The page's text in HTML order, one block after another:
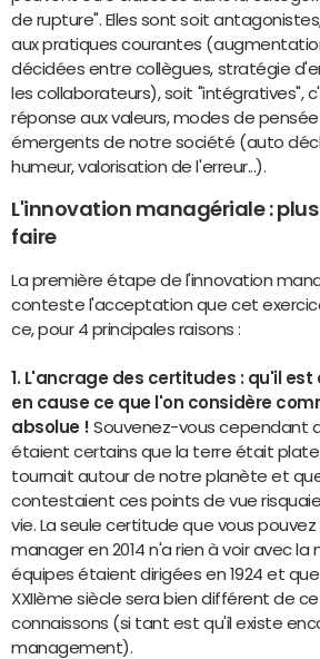
de rupture". Elles sont soit
aux pratiques courantes
décidées entre collègues, stratégie
les collaborateurs), soit "intégratives",
réponse aux valeurs, modes de
émergents de notre société (auto
humeur, valorisation de l'erreur...).
L'innovation managériale :
faire
La première étape de l'innovation
conteste l'acceptation que cet
ce, pour 4 principales raisons :
1. L'ancrage des certitudes : qu'il
en cause ce que l'on considère
absolue !Souvenez-vous cependant
étaient certains que la terre était plate
tournait autour de notre planète et
contestaient ces points de vue
vie. La seule certitude que vous
manager en 2014 n'a rien à voir avec la
équipes étaient dirigées en 1924 et
XXIIème siècle sera bien différent de
connaissons (si tant est qu'il existe
management).